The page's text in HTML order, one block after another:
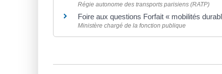
Régie autonome des transports parisiens (RATP)
Foire aux questions Forfait « mobilités
Ministère chargé de la fonction publique